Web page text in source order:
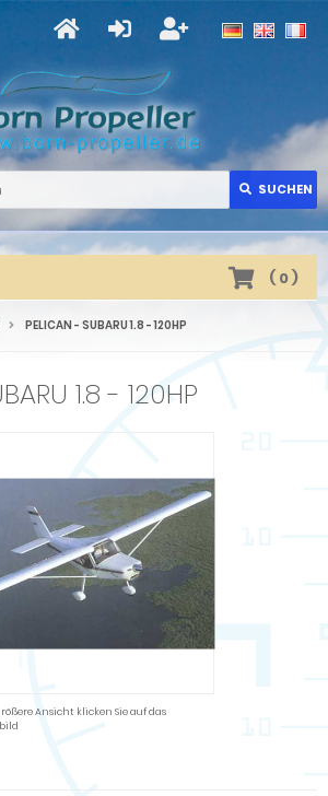
SUCHEN
( 0)
PELICAN - SUBARU 1.8 - 120HP
1.8 - 120HP
Ansicht klicken Sie auf das